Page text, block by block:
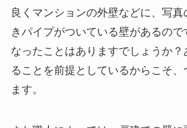
良くマンションの外壁などに、写真
きパイプがついている壁があるので
なったことはありますでしょうか？
ることを前提としているからこそ、
ます。